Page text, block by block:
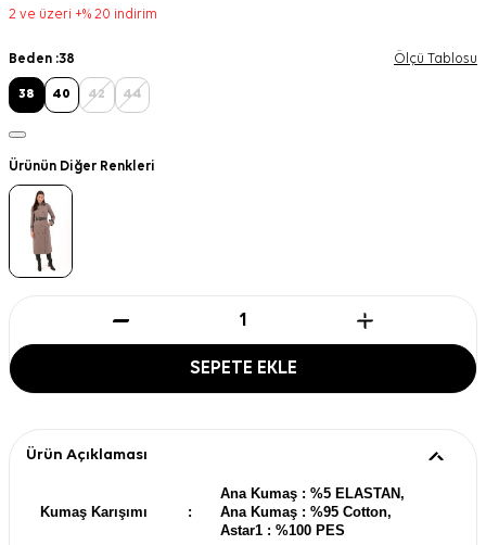
2 ve üzeri +% 20 indirim
Beden :38 Ölçü Tablosu
38 40 42 44
Ürünün Diğer Renkleri
SEPETE EKLE
Ürün Açıklaması
Kumaş Karışımı :
Ana Kumaş : %5 ELASTAN,
Ana Kumaş : %95 Cotton,
Astar1 : %100 PES